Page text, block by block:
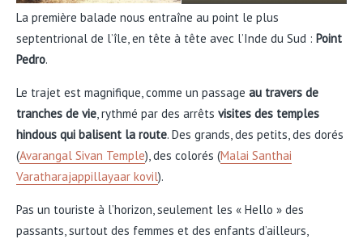
La première balade nous entraîne au point le plus
septentrional de l’île, en tête à tête avec l’Inde du Sud : Point
Pedro.
Le trajet est magnifique, comme un passage au travers de
tranches de vie, rythmé par des arrêts visites des temples
hindous qui balisent la route. Des grands, des petits, des dorés
(Avarangal Sivan Temple), des colorés (Malai Santhai
Varatharajappillayaar kovil).
Pas un touriste à l’horizon, seulement les « Hello » des
passants, surtout des femmes et des enfants d’ailleurs,